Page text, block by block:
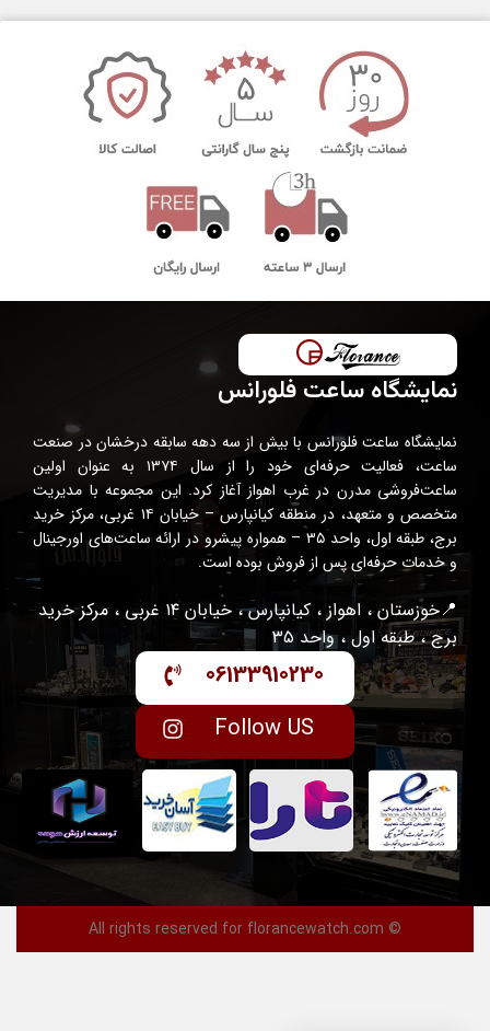
نمایشگاه ساعت فلورانس
نمایشگاه ساعت فلورانس با بیش از سه دهه سابقه درخشان در صنعت
ساعت، فعالیت حرفه‌ای خود را از سال ۱۳۷۴ به عنوان اولین
ساعت‌فروشی مدرن در غرب اهواز آغاز کرد. این مجموعه با مدیریت
متخصص و متعهد، در منطقه کیانپارس – خیابان ۱۴ غربی، مرکز خرید
برج، طبقه اول، واحد ۳۵ – همواره پیشرو در ارائه ساعت‌های اورجینال
و خدمات حرفه‌ای پس از فروش بوده است.
📍خوزستان ، اهواز ، کیانپارس ، خیابان ۱۴ غربی ، مرکز خرید
برج ، طبقه اول ، واحد ۳۵
06133910230
Follow US
© All rights reserved for florancewatch.com